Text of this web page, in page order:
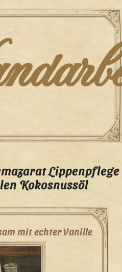
Lippenpflege
Kokosnussöl
mit echter Vanille